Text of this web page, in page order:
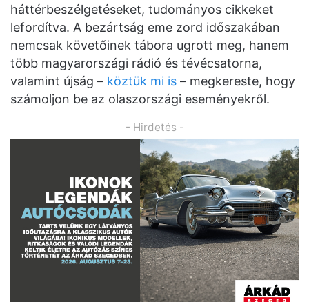
háttérbeszélgetéseket, tudományos cikkeket
lefordítva. A bezártság eme zord időszakában
nemcsak követőinek tábora ugrott meg, hanem
több magyarországi rádió és tévécsatorna,
valamint újság – köztük mi is – megkereste, hogy
számoljon be az olaszországi eseményekről.
- Hirdetés -